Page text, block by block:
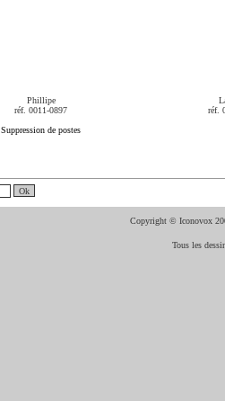
Phillipe
réf. 0011-0897
Suppression de postes
réf.
Copyright © Iconovox
Tous les